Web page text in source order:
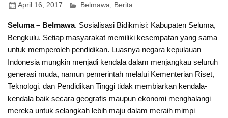
April 16, 2017 Belmawa, Berita
Seluma – Belmawa. Sosialisasi Bidikmisi: Kabupaten Seluma,
Bengkulu. Setiap masyarakat memiliki kesempatan yang sama
untuk memperoleh pendidikan. Luasnya negara kepulauan
Indonesia mungkin menjadi kendala dalam menjangkau seluruh
generasi muda, namun pemerintah melalui Kementerian Riset,
Teknologi, dan Pendidikan Tinggi tidak membiarkan kendala-
kendala baik secara geografis maupun ekonomi menghalangi
mereka untuk selangkah lebih maju dalam meraih mimpi